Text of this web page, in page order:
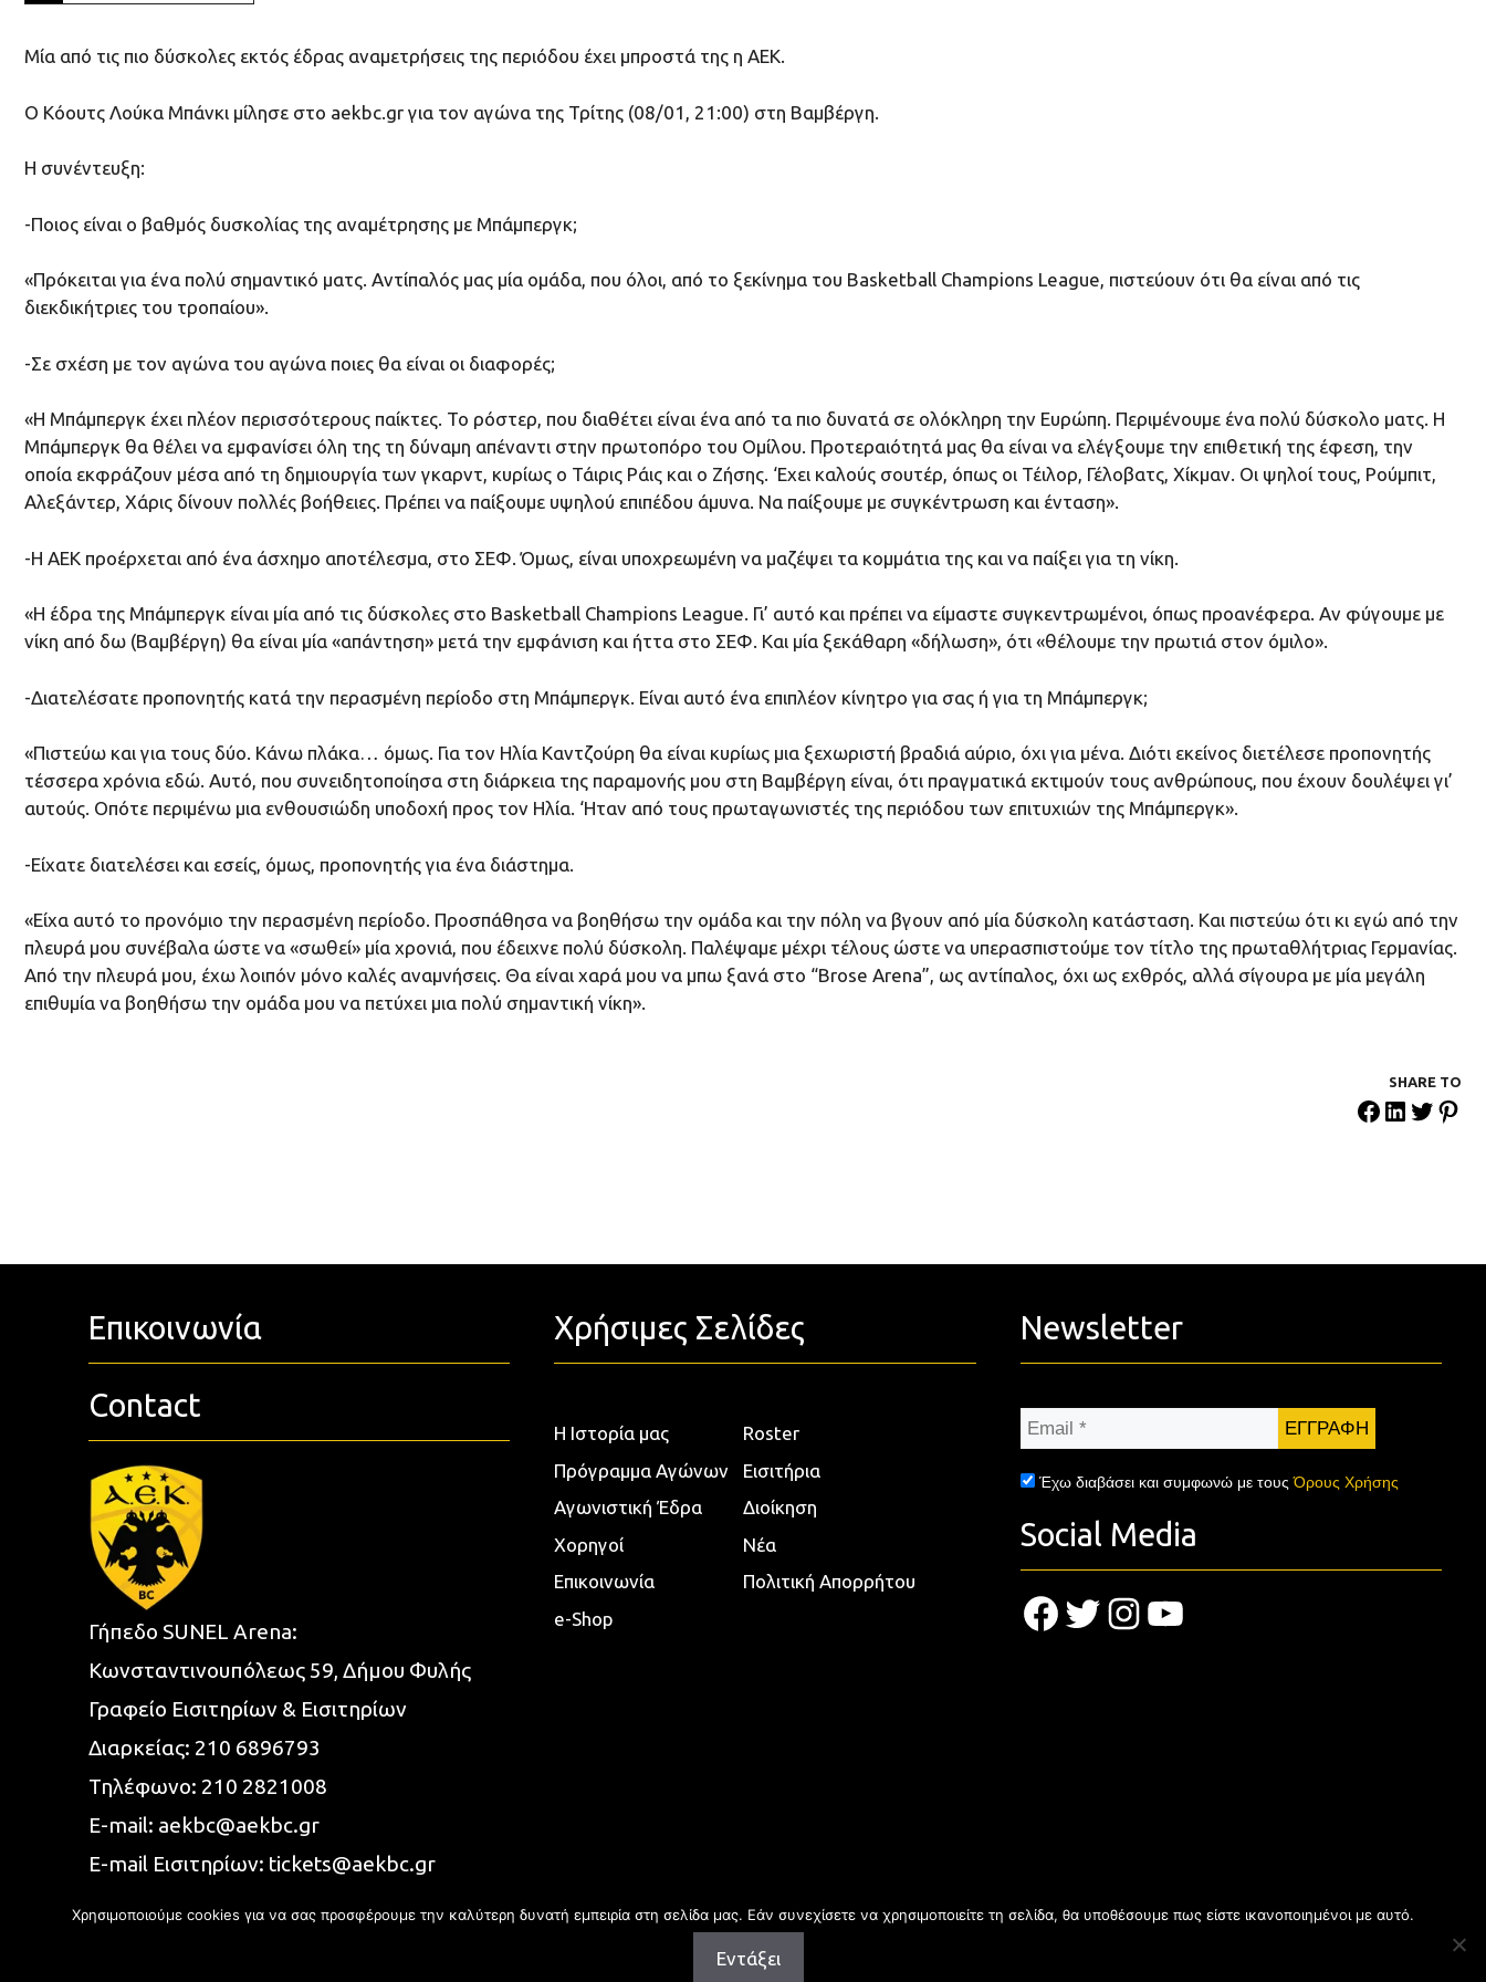
Μία από τις πιο δύσκολες εκτός έδρας αναμετρήσεις της περιόδου έχει μπροστά της η ΑΕΚ.
Ο Κόουτς Λούκα Μπάνκι μίλησε στο aekbc.gr για τον αγώνα της Τρίτης (08/01, 21:00) στη Βαμβέργη.
Η συνέντευξη:
-Ποιος είναι ο βαθμός δυσκολίας της αναμέτρησης με Μπάμπεργκ;
«Πρόκειται για ένα πολύ σημαντικό ματς. Αντίπαλός μας μία ομάδα, που όλοι, από το ξεκίνημα του Basketball Champions League, πιστεύουν ότι θα είναι από τις
διεκδικήτριες του τροπαίου».
-Σε σχέση με τον αγώνα του αγώνα ποιες θα είναι οι διαφορές;
«Η Μπάμπεργκ έχει πλέον περισσότερους παίκτες. Το ρόστερ, που διαθέτει είναι ένα από τα πιο δυνατά σε ολόκληρη την Ευρώπη. Περιμένουμε ένα πολύ δύσκολο ματς. Η
Μπάμπεργκ θα θέλει να εμφανίσει όλη της τη δύναμη απέναντι στην πρωτοπόρο του Ομίλου. Προτεραιότητά μας θα είναι να ελέγξουμε την επιθετική της έφεση, την
οποία εκφράζουν μέσα από τη δημιουργία των γκαρντ, κυρίως ο Τάιρις Ράις και ο Ζήσης. ‘Εχει καλούς σουτέρ, όπως οι Τέιλορ, Γέλοβατς, Χίκμαν. Οι ψηλοί τους, Ρούμπιτ,
Αλεξάντερ, Χάρις δίνουν πολλές βοήθειες. Πρέπει να παίξουμε υψηλού επιπέδου άμυνα. Να παίξουμε με συγκέντρωση και ένταση».
-Η ΑΕΚ προέρχεται από ένα άσχημο αποτέλεσμα, στο ΣΕΦ. Όμως, είναι υποχρεωμένη να μαζέψει τα κομμάτια της και να παίξει για τη νίκη.
«Η έδρα της Μπάμπεργκ είναι μία από τις δύσκολες στο Basketball Champions League. Γι’ αυτό και πρέπει να είμαστε συγκεντρωμένοι, όπως προανέφερα. Αν φύγουμε με
νίκη από δω (Βαμβέργη) θα είναι μία «απάντηση» μετά την εμφάνιση και ήττα στο ΣΕΦ. Και μία ξεκάθαρη «δήλωση», ότι «θέλουμε την πρωτιά στον όμιλο».
-Διατελέσατε προπονητής κατά την περασμένη περίοδο στη Μπάμπεργκ. Είναι αυτό ένα επιπλέον κίνητρο για σας ή για τη Μπάμπεργκ;
«Πιστεύω και για τους δύο. Κάνω πλάκα… όμως. Για τον Ηλία Καντζούρη θα είναι κυρίως μια ξεχωριστή βραδιά αύριο, όχι για μένα. Διότι εκείνος διετέλεσε προπονητής
τέσσερα χρόνια εδώ. Αυτό, που συνειδητοποίησα στη διάρκεια της παραμονής μου στη Βαμβέργη είναι, ότι πραγματικά εκτιμούν τους ανθρώπους, που έχουν δουλέψει γι’
αυτούς. Οπότε περιμένω μια ενθουσιώδη υποδοχή προς τον Ηλία. ‘Ηταν από τους πρωταγωνιστές της περιόδου των επιτυχιών της Μπάμπεργκ».
-Είχατε διατελέσει και εσείς, όμως, προπονητής για ένα διάστημα.
«Είχα αυτό το προνόμιο την περασμένη περίοδο. Προσπάθησα να βοηθήσω την ομάδα και την πόλη να βγουν από μία δύσκολη κατάσταση. Και πιστεύω ότι κι εγώ από την
πλευρά μου συνέβαλα ώστε να «σωθεί» μία χρονιά, που έδειχνε πολύ δύσκολη. Παλέψαμε μέχρι τέλους ώστε να υπερασπιστούμε τον τίτλο της πρωταθλήτριας Γερμανίας.
Από την πλευρά μου, έχω λοιπόν μόνο καλές αναμνήσεις. Θα είναι χαρά μου να μπω ξανά στο “Brose Arena”, ως αντίπαλος, όχι ως εχθρός, αλλά σίγουρα με μία μεγάλη
επιθυμία να βοηθήσω την ομάδα μου να πετύχει μια πολύ σημαντική νίκη».
SHARE ΤΟ
Επικοινωνία
Contact
Γήπεδο SUNEL Arena:
Κωνσταντινουπόλεως 59, Δήμου Φυλής
Γραφείο Εισιτηρίων & Εισιτηρίων
Διαρκείας: 210 6896793
Τηλέφωνο: 210 2821008
E-mail: aekbc@aekbc.gr
E-mail Εισιτηρίων: tickets@aekbc.gr
Χρήσιμες Σελίδες
Η Ιστορία μας
Roster
Πρόγραμμα Αγώνων
Εισιτήρια
Αγωνιστική Έδρα
Διοίκηση
Χορηγοί
Νέα
Επικοινωνία
Πολιτική Απορρήτου
e-Shop
Newsletter
Email
Έχω διαβάσει και συμφωνώ με τουςΌρους Χρήσης
Social Media
Facebook
TwitterInstagram
YouTube
Copyright © 2026 | All rights reserved
Χρησιμοποιούμε cookies για να σας προσφέρουμε την καλύτερη δυνατή εμπειρία στη σελίδα μας. Εάν συνεχίσετε να χρησιμοποιείτε τη σελίδα, θα υποθέσουμε πως είστε ικανοποιημένοι με αυτό.
Εντάξει